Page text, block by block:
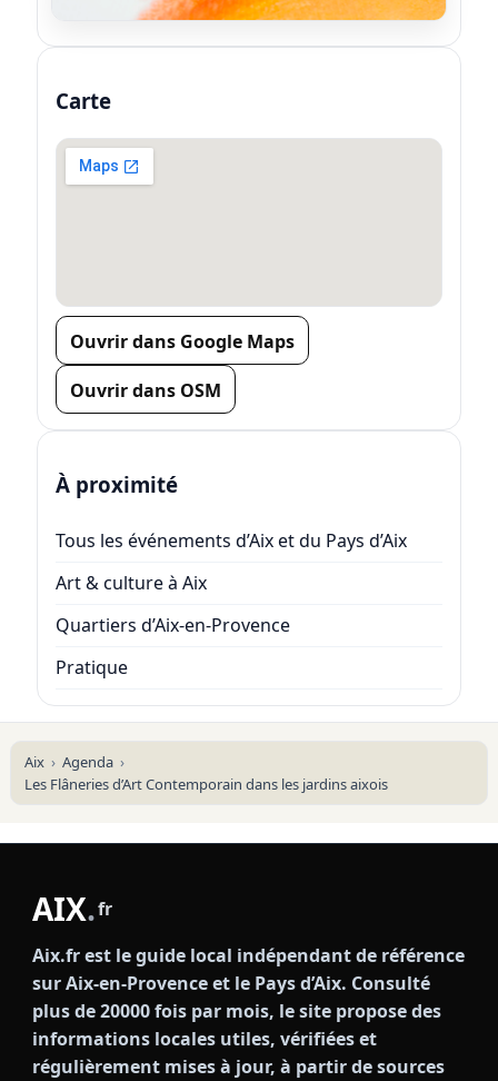
Carte
Ouvrir dans Google Maps
Ouvrir dans OSM
À proximité
Tous les événements d’Aix et du Pays d’Aix
Art & culture à Aix
Quartiers d’Aix-en-Provence
Pratique
Aix
Agenda
Les Flâneries d’Art Contemporain dans les jardins aixois
AIX.fr
Aix.fr est le guide local indépendant de référence
sur Aix-en-Provence et le Pays d’Aix. Consulté
plus de 20000 fois par mois, le site propose des
informations locales utiles, vérifiées et
régulièrement mises à jour, à partir de sources